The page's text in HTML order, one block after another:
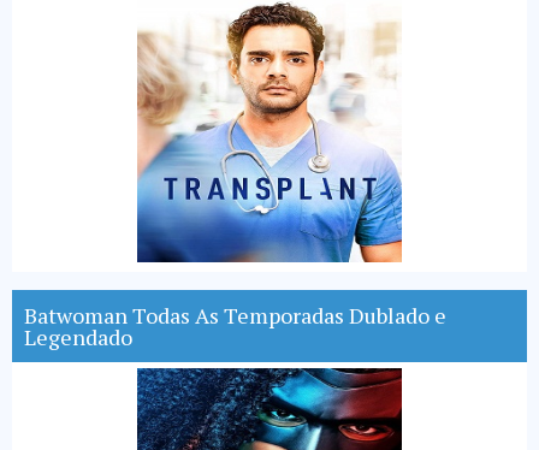
Batwoman Todas As Temporadas Dublado e
Legendado